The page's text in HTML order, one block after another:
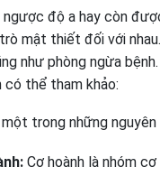
độ a hay còn
mật thiết đối với
như phòng ngừa
thể tham khảo:
trong những
Cơ hoành là nhóm